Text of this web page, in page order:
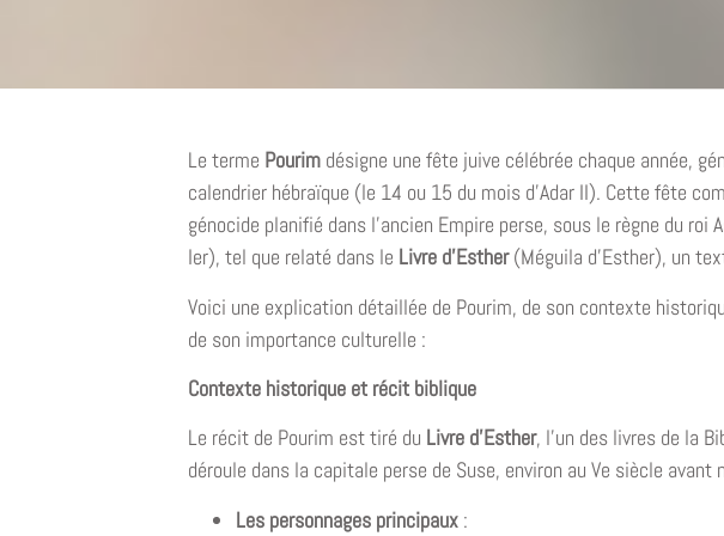
Le terme Pourim désigne une fête juive célébrée chaque année,
calendrier hébraïque (le 14 ou 15 du mois d’Adar II). Cette fête
génocide planifié dans l’ancien Empire perse, sous le règne du
Ier), tel que relaté dans le Livre d’Esther(Méguila d’Esther), un
Voici une explication détaillée de Pourim, de son contexte
de son importance culturelle :
Contexte historique et récit biblique
Le récit de Pourim est tiré du Livre d’Esther, l’un des livres de la
déroule dans la capitale perse de Suse, environ au Ve siècle
Les personnages principaux :